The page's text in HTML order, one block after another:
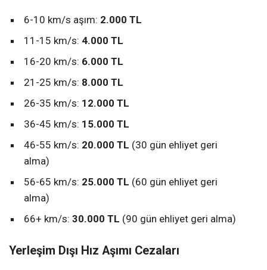
6-10 km/s aşım: 2.000 TL
11-15 km/s: 4.000 TL
16-20 km/s: 6.000 TL
21-25 km/s: 8.000 TL
26-35 km/s: 12.000 TL
36-45 km/s: 15.000 TL
46-55 km/s: 20.000 TL (30 gün ehliyet geri
alma)
56-65 km/s: 25.000 TL (60 gün ehliyet geri
alma)
66+ km/s: 30.000 TL (90 gün ehliyet geri alma)
Yerleşim Dışı Hız Aşımı Cezaları